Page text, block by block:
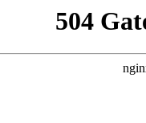
504